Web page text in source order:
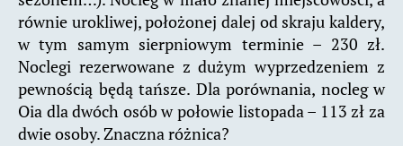
równie urokliwej, położonej dalej od skraju kaldery,
w tym samym sierpniowym terminie – 230 zł.
Noclegi rezerwowane z dużym wyprzedzeniem z
pewnością będą tańsze. Dla porównania, nocleg w
Oia dla dwóch osób w połowie listopada – 113 zł za
dwie osoby. Znaczna różnica?